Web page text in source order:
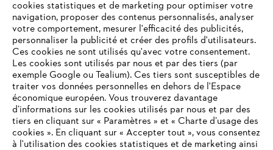
L'Entreprise
Questions / Réponses
cookies statistiques et de marketing pour optimiser votre
navigation, proposer des contenus personnalisés, analyser
votre comportement, mesurer l'efficacité des publicités,
personnaliser la publicité et créer des profils d'utilisateurs.
Ces cookies ne sont utilisés qu'avec votre consentement.
Les cookies sont utilisés par nous et par des tiers (par
exemple Google ou Tealium). Ces tiers sont susceptibles de
traiter vos données personnelles en dehors de l'Espace
économique européen. Vous trouverez davantage
d’informations sur les cookies utilisés par nous et par des
tiers en cliquant sur « Paramètres » et « Charte d’usage des
cookies ». En cliquant sur « Accepter tout », vous consentez
à l'utilisation des cookies statistiques et de marketing ainsi